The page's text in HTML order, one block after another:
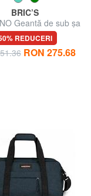
BRIC’S
Geantă de sub șa
REDUCERI
RON 275.68